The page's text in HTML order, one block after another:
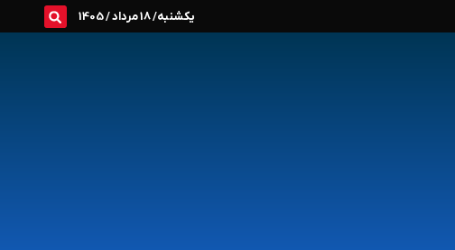
یکشنبه/ 18 مرداد / 1405